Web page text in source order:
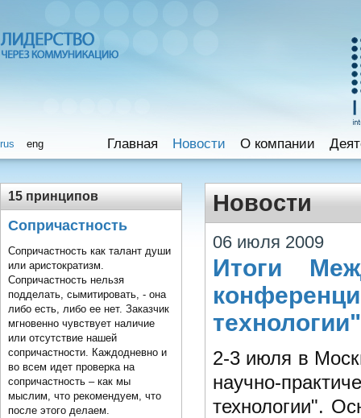
rus eng Главная Новости O компании
15 принципов
Сопричастность
Сопричастность как талант души
или аристократизм.
Сопричастность нельзя
подделать, сымитировать, - она
либо есть, либо ее нет. Заказчик
мгновенно чувствует наличие
или отсутствие нашей
сопричастности. Каждодневно и
во всем идет проверка на
сопричастность – как мы
мыслим, что рекомендуем, что
после этого делаем.
Новости
06 июля 2009
Итоги
2-3 июля в
научно-
технологии".